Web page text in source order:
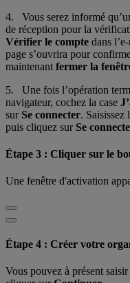
4. Vous serez informé
de réception pour la
Vérifier le compte dans
page s’ouvrira pour
maintenant fermer la
5. Une fois l’opération
navigateur, cochez la case
sur Se connecter. Saisissez
puis cliquez sur Se
Étape 3 : Cliquer sur le
Une fenêtre d'activation
Étape 4 : Créer votre
Vous pouvez à présent